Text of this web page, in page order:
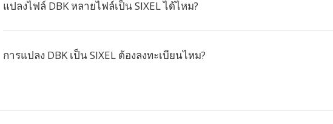
แปลงไฟล์ DBK หลายไฟล์เป็น SIXEL ได้ไหม?
การแปลง DBK เป็น SIXEL ต้องลงทะเบียนไหม?